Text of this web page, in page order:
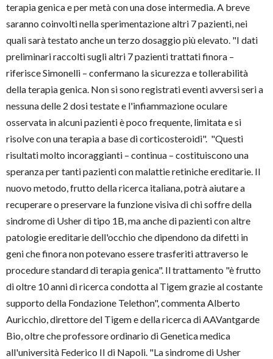
terapia genica e per metà con una dose intermedia. A breve
saranno coinvolti nella sperimentazione altri 7 pazienti, nei
quali sarà testato anche un terzo dosaggio più elevato. "I dati
preliminari raccolti sugli altri 7 pazienti trattati finora –
riferisce Simonelli – confermano la sicurezza e tollerabilità
della terapia genica. Non si sono registrati eventi avversi seri a
nessuna delle 2 dosi testate e l'infiammazione oculare
osservata in alcuni pazienti è poco frequente, limitata e si
risolve con una terapia a base di corticosteroidi". "Questi
risultati molto incoraggianti – continua – costituiscono una
speranza per tanti pazienti con malattie retiniche ereditarie. Il
nuovo metodo, frutto della ricerca italiana, potrà aiutare a
recuperare o preservare la funzione visiva di chi soffre della
sindrome di Usher di tipo 1B, ma anche di pazienti con altre
patologie ereditarie dell'occhio che dipendono da difetti in
geni che finora non potevano essere trasferiti attraverso le
procedure standard di terapia genica". Il trattamento "è frutto
di oltre 10 anni di ricerca condotta al Tigem grazie al costante
supporto della Fondazione Telethon", commenta Alberto
Auricchio, direttore del Tigem e della ricerca di AAVantgarde
Bio, oltre che professore ordinario di Genetica medica
all'università Federico II di Napoli. "La sindrome di Usher